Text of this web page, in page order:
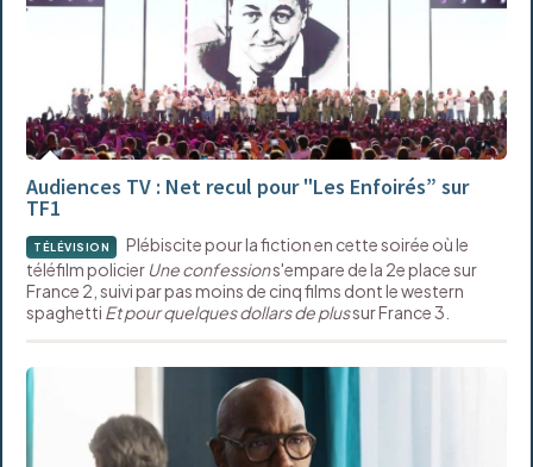
Audiences TV : Net recul pour "Les Enfoirés” sur
TF1
TÉLÉVISION
Plébiscite pour la fiction en cette soirée où le
téléfilm policier Une confessions'empare de la 2e place sur
France 2, suivi par pas moins de cinq films dont le western
spaghetti Et pour quelques dollars de plussur France 3.